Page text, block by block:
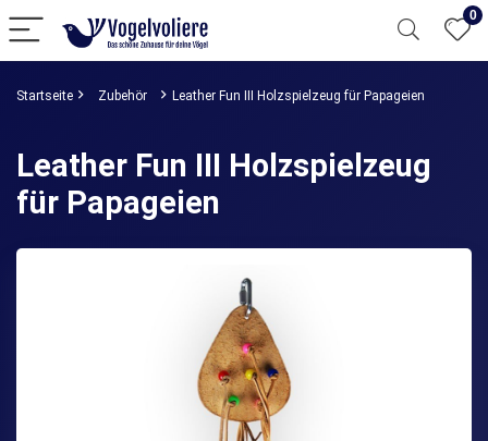
0
Startseite Zubehör Leather Fun III Holzspielzeug für Papageien
Leather Fun III Holzspielzeug
für Papageien